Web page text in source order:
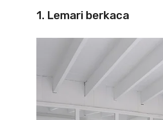
1. Lemari berkaca